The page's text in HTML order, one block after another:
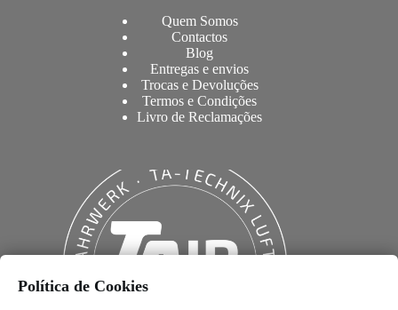
Quem Somos
Contactos
Blog
Entregas e envios
Trocas e Devoluções
Termos e Condições
Livro de Reclamações
Política de Cookies